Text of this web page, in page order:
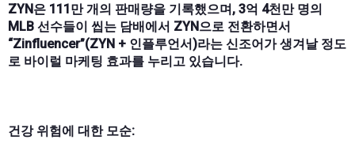
ZYN은 111만 개의 판매량을 기록했으며, 3억 4천만 명의
MLB 선수들이 씹는 담배에서 ZYN으로 전환하면서
“Zinfluencer”(ZYN + 인플루언서)라는 신조어가 생겨날 정도
로 바이럴 마케팅 효과를 누리고 있습니다.
건강 위험에 대한 모순: